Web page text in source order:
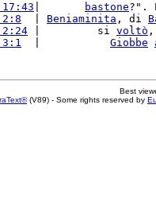
17:43 bastone?".
Beniaminita , di
|         si voltò
Giobbe
Best
(V89) - Some rights reserved by